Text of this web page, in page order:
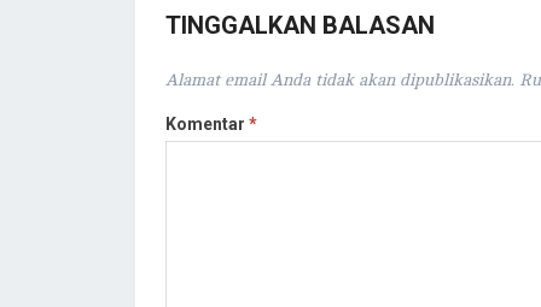
TINGGALKAN BALASAN
Alamat email Anda tidak akan dipublikasikan.
Komentar *